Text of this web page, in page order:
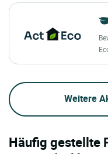
Weitere
Häufig gestellte